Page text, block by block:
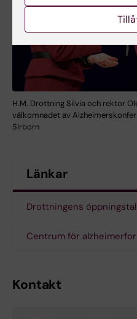
H.M. Drottning Silvia och rektor
välkomnadet av
Sirborn
Länkar
Drottningens öppningstal
Centrum för
Kontakt